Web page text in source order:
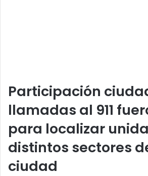
Participación
llamadas al 911
para localizar
distintos sectores
ciudad